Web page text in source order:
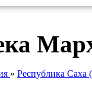
» Республика Саха